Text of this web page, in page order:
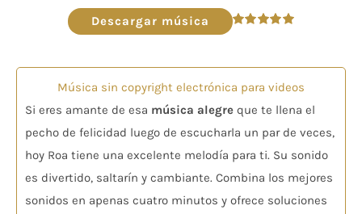
audio
Descargar música
Música sin copyright electrónica para videos
Si eres amante de esa música alegre que te llena el
pecho de felicidad luego de escucharla un par de veces,
hoy Roa tiene una excelente melodía para ti. Su sonido
es divertido, saltarín y cambiante. Combina los mejores
sonidos en apenas cuatro minutos y ofrece soluciones